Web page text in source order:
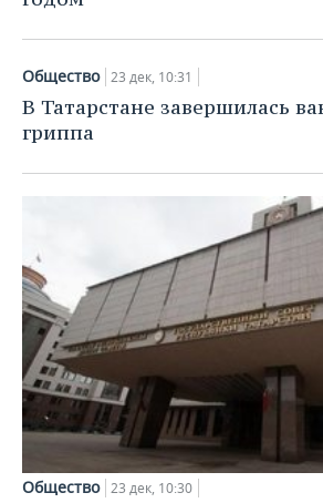
Общество 23 дек, 10:31
В Татарстане завершилась
гриппа
Общество 23 дек, 10:30